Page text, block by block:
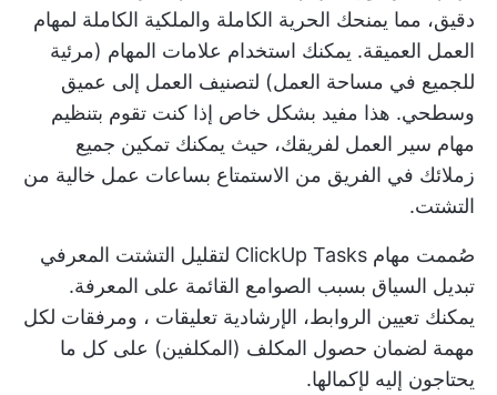
دقيق، مما يمنحك الحرية الكاملة والملكية الكاملة لمهام
العمل العميقة. يمكنك استخدام علامات المهام (مرئية
للجميع في مساحة العمل) لتصنيف العمل إلى عميق
وسطحي. هذا مفيد بشكل خاص إذا كنت تقوم بتنظيم
مهام سير العمل لفريقك، حيث يمكنك تمكين جميع
زملائك في الفريق من الاستمتاع بساعات عمل خالية من
التشتت.
صُممت مهام ClickUp Tasks لتقليل التشتت المعرفي
تبديل السياق بسبب الصوامع القائمة على المعرفة.
يمكنك تعيين الروابط، الإرشادية تعليقات ، ومرفقات لكل
مهمة لضمان حصول المكلف (المكلفين) على كل ما
يحتاجون إليه لإكمالها.